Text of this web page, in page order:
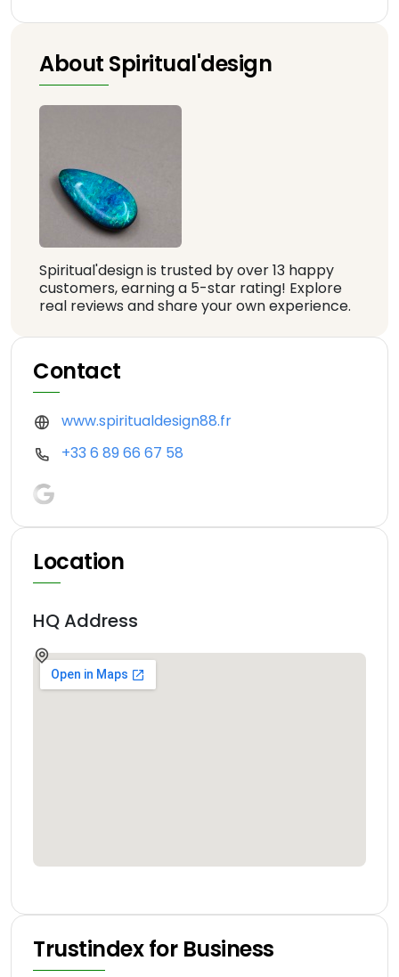
About Spiritual'design
Spiritual'design is trusted by over 13 happy
customers, earning a 5-star rating! Explore
real reviews and share your own experience.
Contact
www.spiritualdesign88.fr
+33 6 89 66 67 58
Location
HQ Address
Trustindex for Business